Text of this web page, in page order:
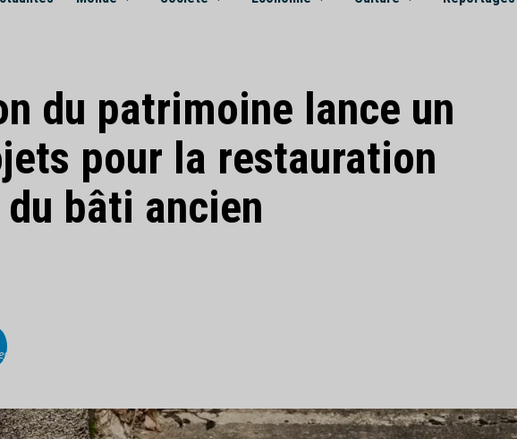
du patrimoine lance un
pour la restauration
bâti ancien